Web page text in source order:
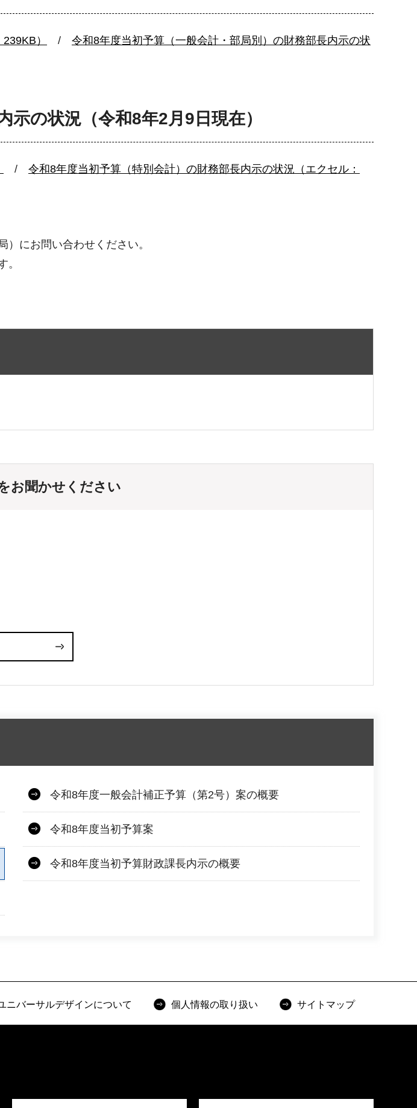
） / 令和8年度当初予算（一般会計・部局別）の財務部長内示の状
の状況（令和8年2月9日現在）
/ 令和8年度当初予算（特別会計）の財務部長内示の状況（エクセル：
にお問い合わせください。
。
お聞かせください
令和8年度一般会計補正予算（第2号）案の概要
令和8年度当初予算案
令和8年度当初予算財政課長内示の概要
ニバーサルデザインについて 個人情報の取り扱い サイトマップ